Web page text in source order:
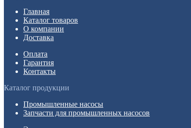
Главная
Каталог товаров
О компании
Доставка
Оплата
Гарантия
Контакты
Каталог продукции
Промышленные насосы
Запчасти для промышленных насосов